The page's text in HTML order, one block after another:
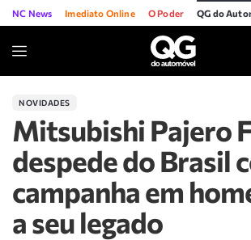
NC News Imediato Online O Poder QG do
NOVIDADES
Mitsubishi Pajero
despede do Brasil
campanha em
a seu legado